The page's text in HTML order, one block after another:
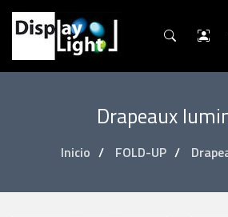
Drapeaux
Inicio FOLD-UP